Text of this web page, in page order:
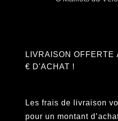
LIVRAISON OFFERTE
€ D'ACHAT !
Les frais de livraison
pour un montant